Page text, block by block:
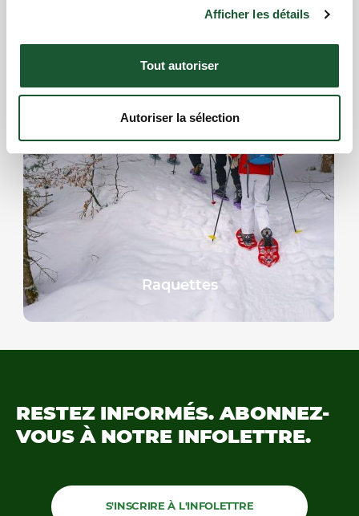
Afficher les détails
Tout autoriser
Autoriser la sélection
Raquettes
RESTEZ INFORMÉS. ABONNEZ-
VOUS À NOTRE INFOLETTRE.
S'INSCRIRE À L'INFOLETTRE